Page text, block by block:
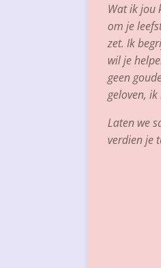
Wat ik jou
om je
zet. Ik
wil je
geen
geloven,
Laten we
verdien je